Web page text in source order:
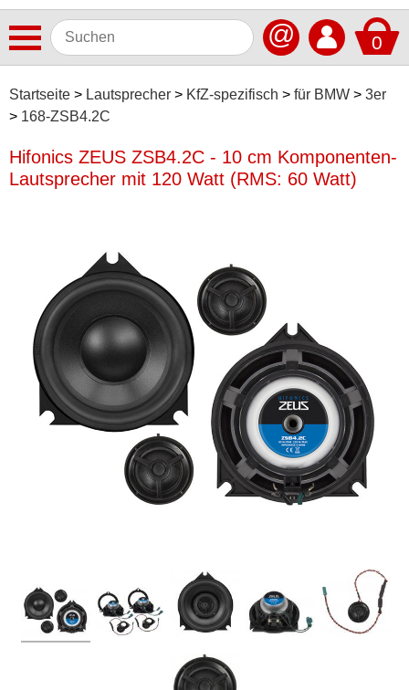
0
@
Startseite Lautsprecher KfZ-spezifisch für BMW
3er
168-ZSB4.2C
Autoradios
Dashcams
Elektromobilität
Lautsprecher
ACV
Alpine
Audison
Autotek
ESX
Focal
Hifonics ZEUS ZSB4.2C - 10 cm Komponenten-
Lautsprecher mit 120 Watt (RMS: 60 Watt)